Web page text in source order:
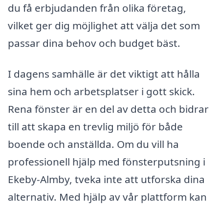
du få erbjudanden från olika företag,
vilket ger dig möjlighet att välja det som
passar dina behov och budget bäst.
I dagens samhälle är det viktigt att hålla
sina hem och arbetsplatser i gott skick.
Rena fönster är en del av detta och bidrar
till att skapa en trevlig miljö för både
boende och anställda. Om du vill ha
professionell hjälp med fönsterputsning i
Ekeby-Almby, tveka inte att utforska dina
alternativ. Med hjälp av vår plattform kan